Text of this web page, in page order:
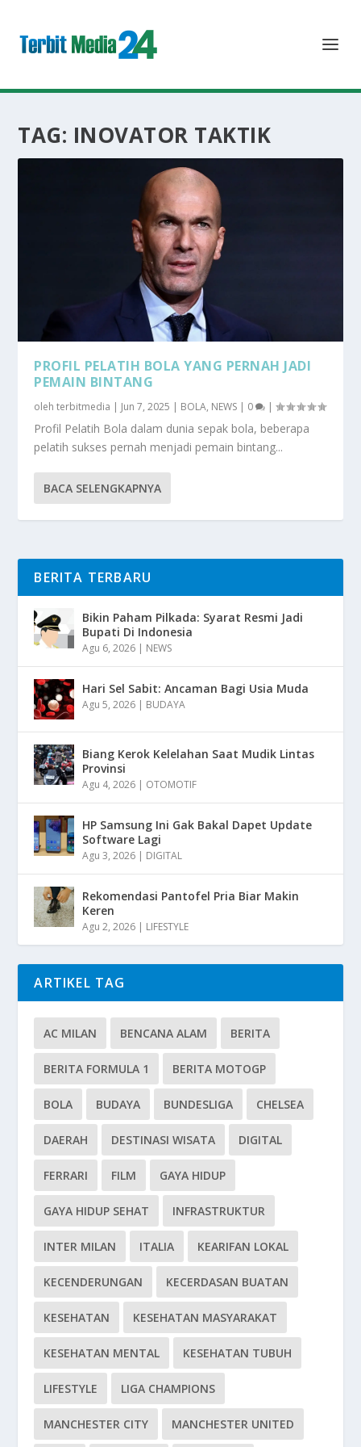
TAG: INOVATOR TAKTIK
PROFIL PELATIH BOLA YANG PERNAH JADI
PEMAIN BINTANG
olehterbitmedia | Jun 7, 2025 | BOLA, NEWS | 0 |
Profil Pelatih Bola dalam dunia sepak bola, beberapa
pelatih sukses pernah menjadi pemain bintang...
BACA SELENGKAPNYA
BERITA TERBARU
Bikin Paham Pilkada: Syarat Resmi Jadi
Bupati Di Indonesia
Agu 6, 2026 | NEWS
Hari Sel Sabit: Ancaman Bagi Usia Muda
Agu 5, 2026 | BUDAYA
Biang Kerok Kelelahan Saat Mudik Lintas
Provinsi
Agu 4, 2026 | OTOMOTIF
HP Samsung Ini Gak Bakal Dapet Update
Software Lagi
Agu 3, 2026 | DIGITAL
Rekomendasi Pantofel Pria Biar Makin
Keren
Agu 2, 2026 | LIFESTYLE
ARTIKEL TAG
AC MILAN BENCANA ALAM BERITA
BERITA FORMULA 1 BERITA MOTOGP
BOLA BUDAYA BUNDESLIGA CHELSEA
DAERAH DESTINASI WISATA DIGITAL
FERRARI FILM GAYA HIDUP
GAYA HIDUP SEHAT INFRASTRUKTUR
INTER MILAN ITALIA KEARIFAN LOKAL
KECENDERUNGAN KECERDASAN BUATAN
KESEHATAN KESEHATAN MASYARAKAT
KESEHATAN MENTAL KESEHATAN TUBUH
LIFESTYLE LIGA CHAMPIONS
MANCHESTER CITY MANCHESTER UNITED